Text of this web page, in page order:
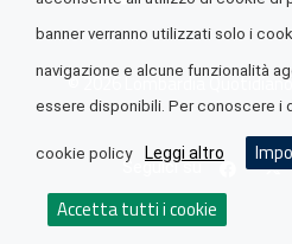
© 2026 Lombardia
Seguici su
banner verranno utilizzati solo i
navigazione e alcune funzionalità
essere disponibili. Per conoscere i
cookie policy Leggi altro
Accetta tutti i cookie